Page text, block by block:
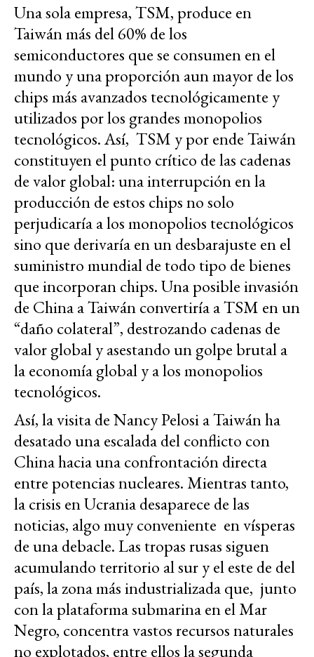
Una sola empresa, TSM, produce en
Taiwán más del 60% de los
semiconductores que se consumen en el
mundo y una proporción aun mayor de los
chips más avanzados tecnológicamente y
utilizados por los grandes monopolios
tecnológicos. Así, TSM y por ende Taiwán
constituyen el punto crítico de las cadenas
de valor global: una interrupción en la
producción de estos chips no solo
perjudicaría a los monopolios tecnológicos
sino que derivaría en un desbarajuste en el
suministro mundial de todo tipo de bienes
que incorporan chips. Una posible invasión
de China a Taiwán convertiría a TSM en un
“daño colateral”, destrozando cadenas de
valor global y asestando un golpe brutal a
la economía global y a los monopolios
tecnológicos.
Así, la visita de Nancy Pelosi a Taiwán ha
desatado una escalada del conflicto con
China hacia una confrontación directa
entre potencias nucleares. Mientras tanto,
la crisis en Ucrania desaparece de las
noticias, algo muy conveniente en vísperas
de una debacle. Las tropas rusas siguen
acumulando territorio al sur y el este de del
país, la zona más industrializada que, junto
con la plataforma submarina en el Mar
Negro, concentra vastos recursos naturales
no explotados, entre ellos la segunda